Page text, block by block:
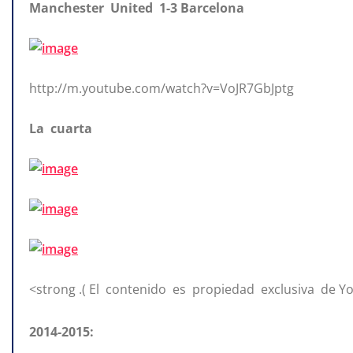
Manchester United 1-3 Barcelona
http://m.youtube.com/watch?v=VoJR7GbJptg
La cuarta
<strong .( El contenido es propiedad exclusiva de
2014-2015: